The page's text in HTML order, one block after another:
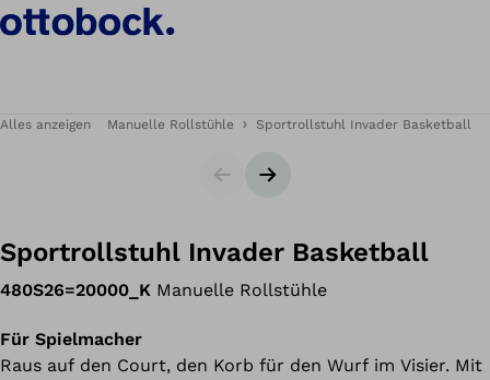
Alles anzeigen Manuelle Rollstühle Sportrollstuhl Invader Basketball
SliderNächster Slide
Sportrollstuhl Invader Basketball
480S26=20000_K Manuelle Rollstühle
Für Spielmacher
Raus auf den Court, den Korb für den Wurf im Visier. Mit